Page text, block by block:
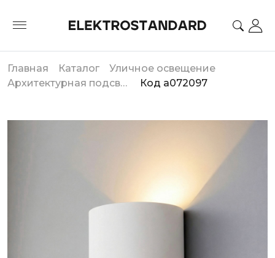
Главная Каталог
Уличное освещение
Архитектурная подсветка
Код a072097